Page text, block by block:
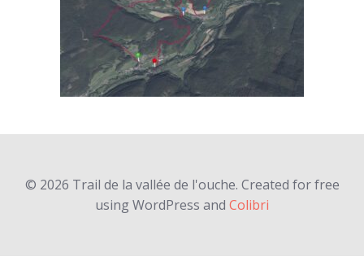
© 2026 Trail de la vallée de l'ouche. Created for free
using WordPress and Colibri